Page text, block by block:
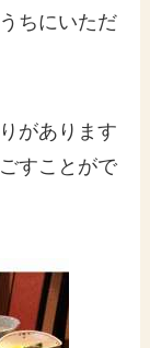
ちにいただ
があります
すことがで